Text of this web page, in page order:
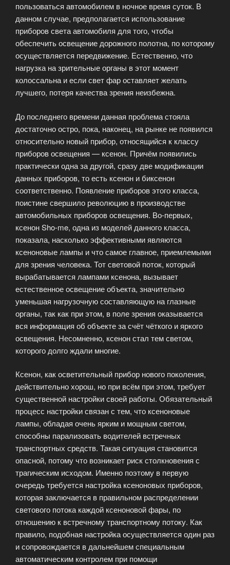
пользоваться автомобилем в ночное время суток. В
данном случае, предполагается использование
приборов света автомобиля для того, чтобы
обеспечить освещение дорожного полотна, по которому
осуществляется передвижение. Естественно, что
нагрузка на зрительные органы в этот момент
колоссальна и если свет фар оставляет желать
лучшего, потеря качества зрения неизбежна.
До последнего времени данная проблема стояла
достаточно остро, пока, наконец, на рынке не появился
относительно новый прибор, относящийся к классу
приборов освещения — ксенон. Причём появились
практически одна за другой, сразу две модификации
данных приборов, то есть ксенон и биксенон
соответственно. Появление приборов этого класса,
поистине свершило революцию в производстве
автомобильных приборов освещения. Во-первых,
ксенон Sho-me, одна из моделей данного класса,
показала, насколько эффективными являются
ксеноновые лампы и что самое главное, приемлемыми
для зрения человека. Тот световой поток, который
вырабатывается лампами ксенона, вызывает
естественное освещение объекта, значительно
уменьшая нагрузочную составляющую на глазные
органы, так как при этом, в поле зрения оказывается
вся информация об объекте за счёт чёткого и яркого
освещения. Несомненно, ксенон стал тем светом,
которого долго ждали многие.
Ксенон, как осветительный прибор нового поколения,
действительно хорош, но при всём при этом, требует
существенной настройки своей работы. Обязательный
процесс настройки связан с тем, что ксеноновые
лампы, обладая очень ярким и мощным светом,
способны парализовать водителей встречных
транспортных средств. Такая ситуация становится
опасной, потому что возникает риск столкновения с
трагическим исходом. Именно поэтому в первую
очередь требуется настройка ксеноновых приборов,
которая заключается в правильном распределении
светового потока каждой ксеноновой фары, по
отношению к встречному транспортному потоку. Как
правило, подобная настройка осуществляется один раз
и сопровождается в дальнейшем специальным
автоматическим контролем при помощи